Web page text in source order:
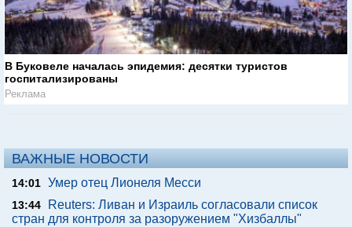
В Буковеле началась эпидемия: десятки туристов
госпитализированы
Реклама
ВАЖНЫЕ НОВОСТИ
14:01 Умер отец Лионеля Месси
13:44
Reuters: Ливан и Израиль согласовали список
стран для контроля за разоружением "Хизбаллы"